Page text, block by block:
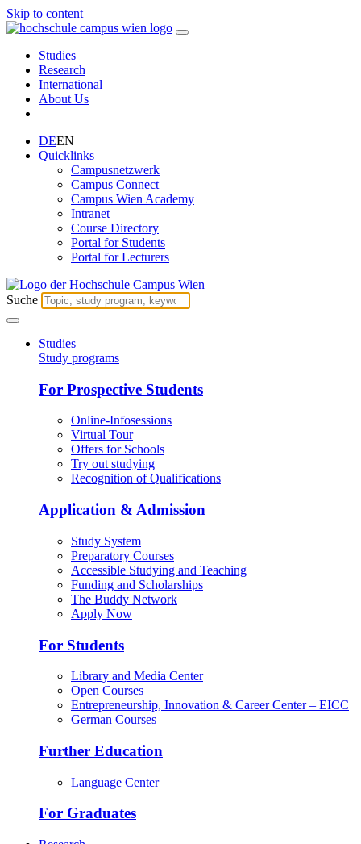
Skip to content
Studies
Research
International
About Us
DEEN
Quicklinks
Campusnetzwerk
Campus Connect
Campus Wien Academy
Intranet
Course Directory
Portal for Students
Portal for Lecturers
Suche
Studies
Study programs
For Prospective Students
Online-Infosessions
Virtual Tour
Offers for Schools
Try out studying
Recognition of Qualifications
Application & Admission
Study System
Preparatory Courses
Accessible Studying and Teaching
Funding and Scholarships
The Buddy Network
Apply Now
For Students
Library and Media Center
Open Courses
Entrepreneurship, Innovation & Career Center – EICC
German Courses
Further Education
Language Center
For Graduates